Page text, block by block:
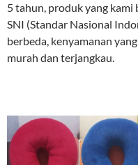
5 tahun, produk yang
SNI (Standar Nasional
berbeda, kenyamanan
murah dan terjangkau.